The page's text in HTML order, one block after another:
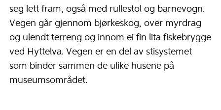
seg lett fram, også med rullestol og barnevogn.
Vegen går gjennom bjørkeskog, over myrdrag
og ulendt terreng og innom ei fin lita fiskebrygge
ved Hyttelva. Vegen er en del av stisystemet
som binder sammen de ulike husene på
museumsområdet.